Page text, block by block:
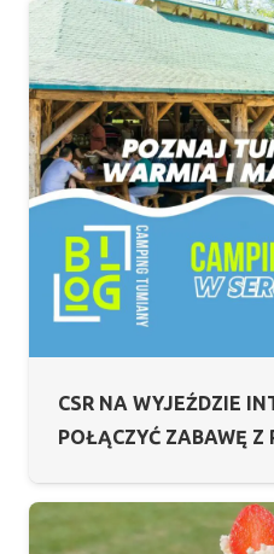
CSR NA WYJEŹDZIE
POŁĄCZYĆ ZABAWĘ Z